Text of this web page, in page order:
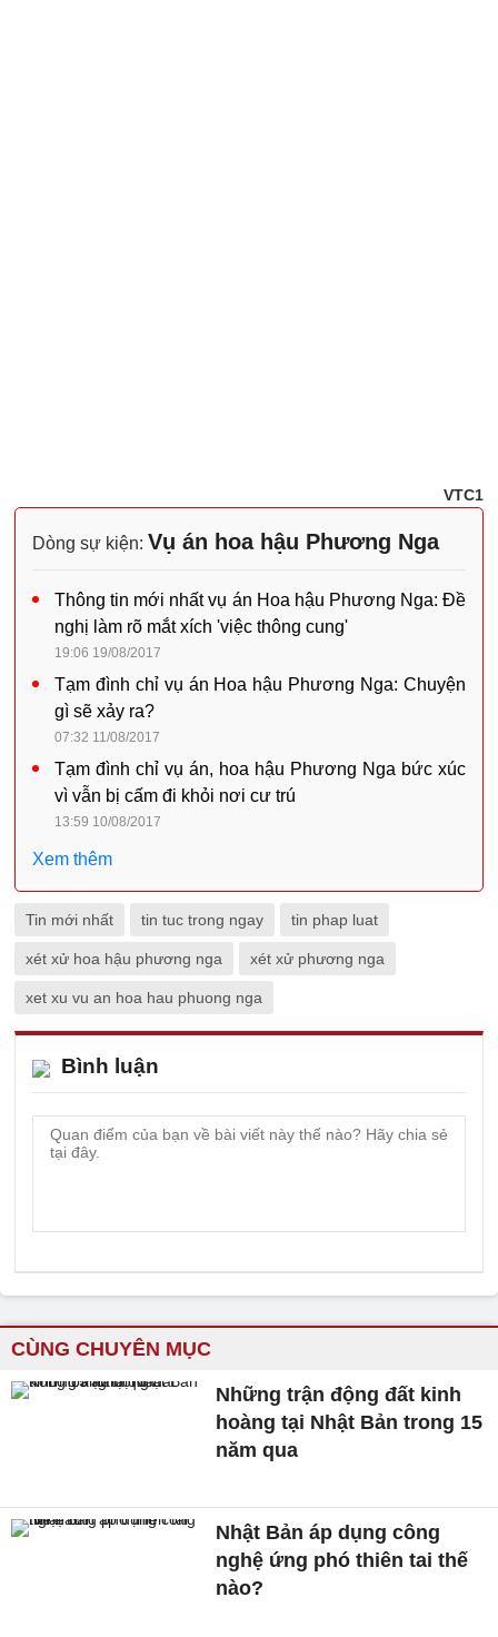
VTC1
Dòng sự kiện: Vụ án hoa hậu Phương Nga
Thông tin mới nhất vụ án Hoa hậu Phương Nga: Đề
nghị làm rõ mắt xích 'việc thông cung'
19:06 19/08/2017
Tạm đình chỉ vụ án Hoa hậu Phương Nga: Chuyện
gì sẽ xảy ra?
07:32 11/08/2017
Tạm đình chỉ vụ án, hoa hậu Phương Nga bức xúc
vì vẫn bị cấm đi khỏi nơi cư trú
13:59 10/08/2017
Xem thêm
Tin mới nhất tin tuc trong ngay tin phap luat
xét xử hoa hậu phương nga xét xử phương nga
xet xu vu an hoa hau phuong nga
Bình luận
CÙNG CHUYÊN MỤC
Những trận động đất kinh
hoàng tại Nhật Bản trong 15
năm qua
Nhật Bản áp dụng công
nghệ ứng phó thiên tai thế
nào?